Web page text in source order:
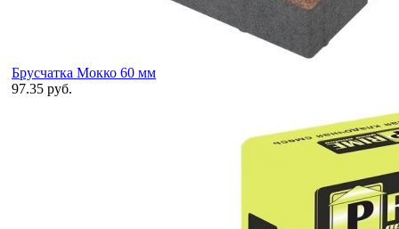
Брусчатка Мокко 60 мм
97.35 руб.